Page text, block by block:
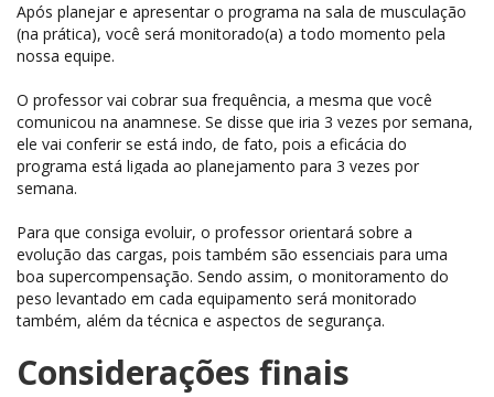
Após planejar e apresentar o programa na sala de musculação
(na prática), você será monitorado(a) a todo momento pela
nossa equipe.
O professor vai cobrar sua frequência, a mesma que você
comunicou na anamnese. Se disse que iria 3 vezes por semana,
ele vai conferir se está indo, de fato, pois a eficácia do
programa está ligada ao planejamento para 3 vezes por
semana.
Para que consiga evoluir, o professor orientará sobre a
evolução das cargas, pois também são essenciais para uma
boa supercompensação. Sendo assim, o monitoramento do
peso levantado em cada equipamento será monitorado
também, além da técnica e aspectos de segurança.
Considerações finais